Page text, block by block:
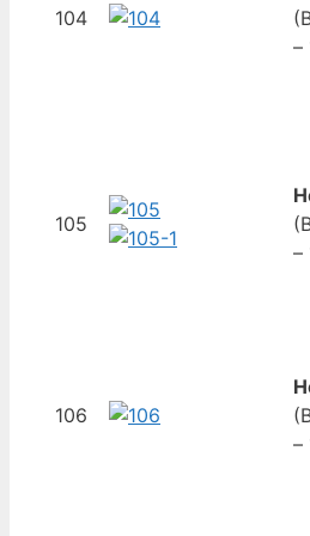
104
–
105
–
106
–